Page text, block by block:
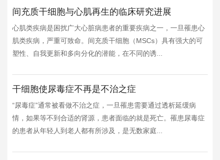
间充质干细胞与心肌再生的临床研究进展
心肌类疾病是困扰广大心脏病患者的重要疾病之一，一旦罹患心
肌类疾病，严重可致命。间充质干细胞（MSCs）具有强大的可
塑性、自我更新和多向分化的潜能，在不同的诱...
干细胞使尿毒症不再是不治之症
“尿毒症”通常被看做不治之症，一旦罹患需要通过透析延缓病
情，如果等不到合适的肾源，患者面临的就是死亡。罹患尿毒症
的患者从年轻人到老人都有所涉及，是无数家庭...